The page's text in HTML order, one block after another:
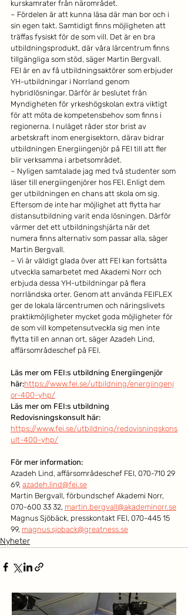
kurskamrater från närområdet.
– Fördelen är att kunna läsa där man bor och i
sin egen takt. Samtidigt finns möjligheten att
träffas fysiskt för de som vill. Det är en bra
utbildningsprodukt, där våra lärcentrum finns
tillgängliga som stöd, säger Martin Bergvall.
FEI är en av få utbildningsaktörer som erbjuder
YH-utbildningar i Norrland genom
hybridlösningar. Därför är beslutet från
Myndigheten för yrkeshögskolan extra viktigt
för att möta de kompetensbehov som finns i
regionerna. I nuläget råder stor brist av
arbetskraft inom energisektorn, därav bidrar
utbildningen Energiingenjör på FEI till att fler
blir verksamma i arbetsområdet.
– Nyligen samtalade jag med två studenter som
läser till energiingenjörer hos FEI. Enligt dem
ger utbildningen en chans att skola om sig.
Eftersom de inte har möjlighet att flytta har
distansutbildning varit enda lösningen. Därför
värmer det ett utbildningshjärta när det
numera finns alternativ som passar alla, säger
Martin Bergvall.
– Vi är väldigt glada över att FEI kan fortsätta
utveckla samarbetet med Akademi Norr och
erbjuda dessa YH-utbildningar på flera
norrländska orter. Genom att använda FEIFLEX
ger de lokala lärcentrumen och näringslivets
praktikmöjligheter mycket goda möjligheter för
de som vill kompetensutveckla sig men inte
flytta till en annan ort, säger Azadeh Lind,
affärsområdeschef på FEI.
Läs mer om FEI:s utbildning Energiingenjör
här:https://www.fei.se/utbildning/energiingenj
or-400-yhp/
Läs mer om FEI:s utbildning
Redovisningskonsult här:
https://www.fei.se/utbildning/redovisningskons
ult-400-yhp/
För mer information:
Azadeh Lind, affärsområdeschef FEI, 070-710 29
69, azadeh.lind@fei.se
Martin Bergvall, förbundschef Akademi Norr,
070-600 33 32, martin.bergvall@akademinorr.se
Magnus Sjöbäck, presskontakt FEI, 070-445 15
99, magnus.sjoback@greatness.se
Nyheter